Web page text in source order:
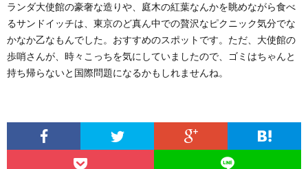
ランダ大使館の豪奢な造りや、庭木の紅葉なんかを眺めながら食べ
るサンドイッチは、東京のど真ん中での贅沢なピクニック気分でな
かなか乙なもんでした。おすすめのスポットです。ただ、大使館の
歩哨さんが、時々こっちを気にしていましたので、ゴミはちゃんと
持ち帰らないと国際問題になるかもしれませんね。